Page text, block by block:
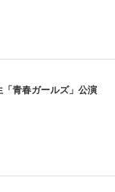
「青春ガールズ」公演